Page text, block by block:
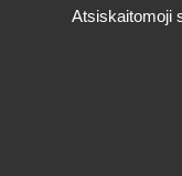
Atsiskaitomoji